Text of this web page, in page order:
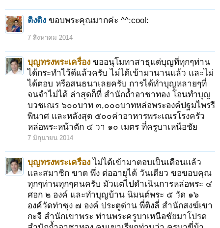
ติงติง ขอบพระคุณมากค่ะ ^^:cool:
7 สิงหาคม 2014
บุญทรงพระเครื่อง ขออนุโมทาสาธุแด่บุญที่ทุกๆท่าน
ได้กระทำไว้ดีแล้วครับ ไม่ได้เข้ามานานแล้ว และไม่
ได้ตอบ หรือสนธนาเลยครับ การได้ทำบุญหลายๆที่
จนจำไม่ได้ ล่าสุดก็ที่ สำนักถ้ำอาชาทอง โอนทำบุญ
บวชเณร ๖๐๐บาท ๓,๐๐๐บาทหล่อพระองค์ปฐมไพรรี
พินาศ และหลังสุด ๕๐๐ค่าอาหารพระเณรโรงครัว
หล่อพระหน้าตัก ๕ วา ๑๐ เมตร ที่ครูบาเหนือชัย
7 มิถุนายน 2014
บุญทรงพระเครื่อง ไม่ได้เข้ามาตอบเป็นเดือนแล้ว
และสมาชิก ขาด พึ่ง ต่ออายุได้ วันเดียว ขอขอบคุณ
ทุกๆท่านทุกๆคนครับ มัวแต่ไปดำเนินการหล่อพระ ๔
ศอก ๒ องค์ และทำบุญบ้าน นิมนต์พระ ๕ วัด ๑๖
องค์วัดท่าซุง ๗ องค์ ประตูด่าน พี่ติงลี่ สำนักสงฆ์เขา
กะจี สำนักเขาพระ ท่านพระครูบาเหนือชัยมาโปรด